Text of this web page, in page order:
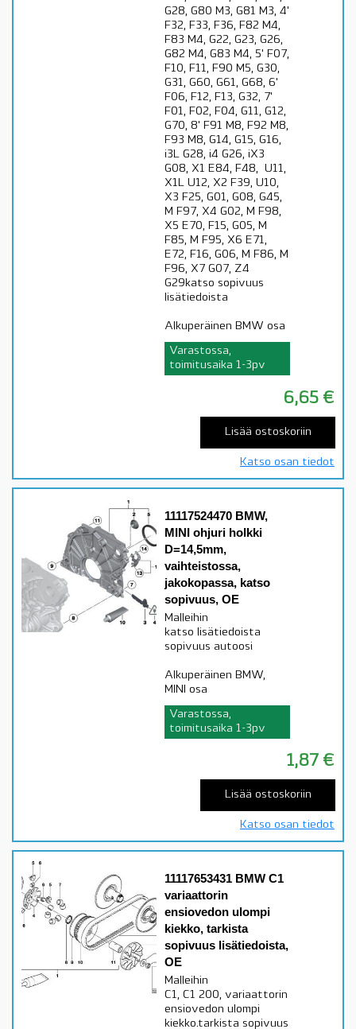
G28, G80 M3, G81 M3, 4'
F32, F33, F36, F82 M4,
F83 M4, G22, G23, G26,
G82 M4, G83 M4, 5' F07,
F10, F11, F90 M5, G30,
G31, G60, G61, G68, 6'
F06, F12, F13, G32, 7'
F01, F02, F04, G11, G12,
G70, 8' F91 M8, F92 M8,
F93 M8, G14, G15, G16,
i3L G28, i4 G26, iX3
G08, X1 E84, F48, U11,
X1L U12, X2 F39, U10,
X3 F25, G01, G08, G45,
M F97, X4 G02, M F98,
X5 E70, F15, G05, M
F85, M F95, X6 E71,
E72, F16, G06, M F86, M
F96, X7 G07, Z4
G29katso sopivuus
lisätiedoista
Alkuperäinen BMW osa
Varastossa,
toimitusaika 1-3pv
6,65 €
Lisää ostoskoriin
Katso osan tiedot
11117524470 BMW,
MINI ohjuri holkki
D=14,5mm,
vaihteistossa,
jakokopassa, katso
sopivuus, OE
Malleihin
katso lisätiedoista
sopivuus autoosi
Alkuperäinen BMW,
MINI osa
Varastossa,
toimitusaika 1-3pv
1,87 €
Lisää ostoskoriin
Katso osan tiedot
11117653431 BMW C1
variaattorin
ensiovedon ulompi
kiekko, tarkista
sopivuus lisätiedoista,
OE
Malleihin
C1, C1 200, variaattorin
ensiovedon ulompi
kiekko.tarkista sopivuus